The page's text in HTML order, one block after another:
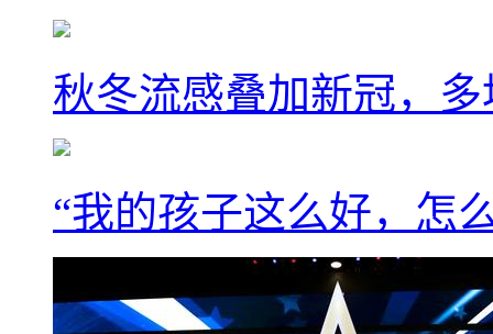
秋冬流感叠加新冠，
“我的孩子这么好，怎